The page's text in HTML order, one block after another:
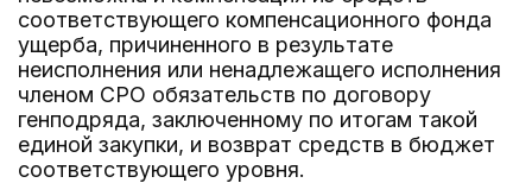
соответствующего компенсационного фонда
ущерба, причиненного в результате
неисполнения или ненадлежащего исполнения
членом СРО обязательств по договору
генподряда, заключенному по итогам такой
единой закупки, и возврат средств в бюджет
соответствующего уровня.